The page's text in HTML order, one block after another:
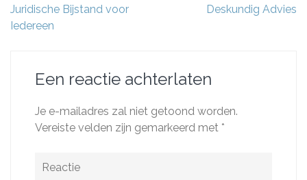
Juridische Bijstand voor
Iedereen
Deskundig Advies
Een reactie achterlaten
Je e-mailadres zal niet getoond worden.
Vereiste velden zijn gemarkeerd met *
Reactie